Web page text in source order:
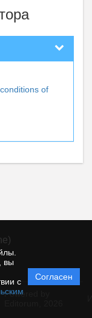
вы
с
Согласен
of
Powered by